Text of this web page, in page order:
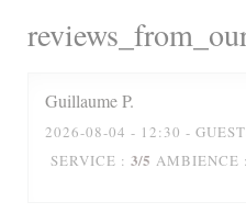
GuillaumeP
2026-08-04 - 12:30 -
SERVICE : 3/5 AMBIENCE :